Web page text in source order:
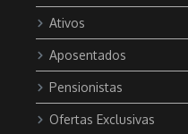
Ativos
Aposentados
Pensionistas
Ofertas Exclusivas